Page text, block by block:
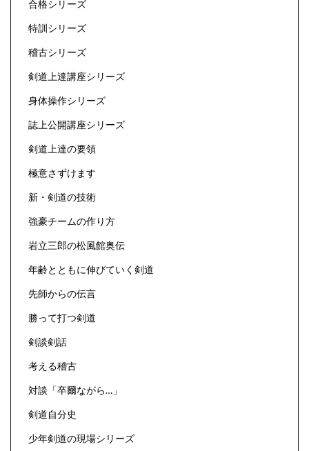
合格シリーズ
特訓シリーズ
稽古シリーズ
剣道上達講座シリーズ
身体操作シリーズ
誌上公開講座シリーズ
剣道上達の要領
極意さずけます
新・剣道の技術
強豪チームの作り方
岩立三郎の松風館奥伝
年齢とともに伸びていく剣道
先師からの伝言
勝って打つ剣道
剣談剣話
考える稽古
対談「卒爾ながら…」
剣道自分史
少年剣道の現場シリーズ